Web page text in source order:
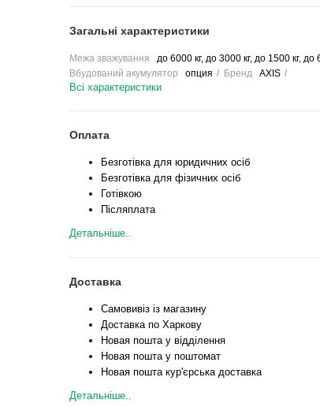
Загальні характеристики
Межа зважування
до 6000 кг, до 3000 кг, до 1500 кг, до
Вбудований акумулятор
опция Бренд AXIS
Всі характеристики
Оплата
Безготівка для юридичних осіб
Безготівка для фізичних осіб
Готівкою
Післяплата
Детальніше..
Доставка
Самовивіз із магазину
Доставка по Харкову
Новая пошта у відділення
Новая пошта у поштомат
Новая пошта кур'єрська доставка
Детальніше..